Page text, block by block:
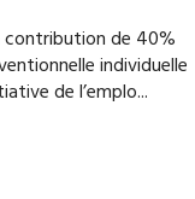
contribution de 40%
individuelle
de l’emplo...